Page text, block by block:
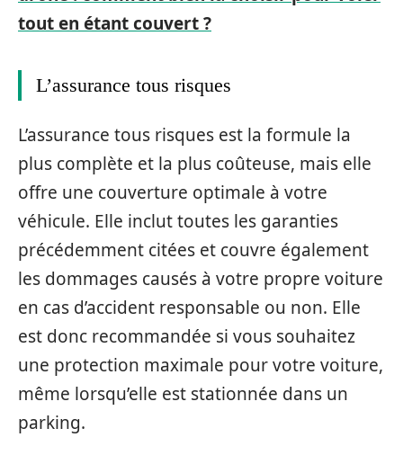
tout en étant couvert ?
L’assurance tous risques
L’assurance tous risques est la formule la
plus complète et la plus coûteuse, mais elle
offre une couverture optimale à votre
véhicule. Elle inclut toutes les garanties
précédemment citées et couvre également
les dommages causés à votre propre voiture
en cas d’accident responsable ou non. Elle
est donc recommandée si vous souhaitez
une protection maximale pour votre voiture,
même lorsqu’elle est stationnée dans un
parking.